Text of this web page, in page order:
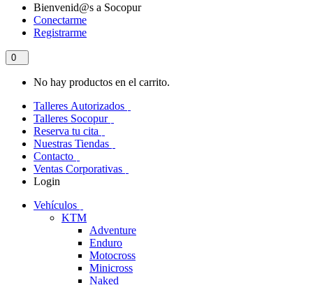
Bienvenid@s a Socopur
Conectarme
Registrarme
0
No hay productos en el carrito.
Talleres Autorizados
Talleres Socopur
Reserva tu cita
Nuestras Tiendas
Contacto
Ventas Corporativas
Login
Vehículos
KTM
Adventure
Enduro
Motocross
Minicross
Naked